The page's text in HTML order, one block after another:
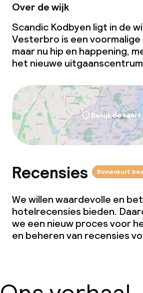
Over de wijk
Scandic Kodbyen ligt in de
Vesterbro is een
maar nu hip en happening,
het nieuwe
Bekijk de kaart
Recensies Binnenkort
We willen waardevolle en
hotelrecensies bieden.
we een nieuw proces voor
en beheren van recensies